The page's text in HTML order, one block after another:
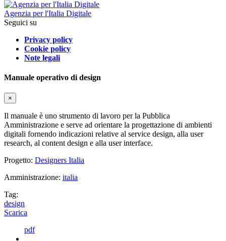
Agenzia per l'Italia Digitale
Seguici su
Privacy policy
Cookie policy
Note legali
Manuale operativo di design
×
Il manuale è uno strumento di lavoro per la Pubblica
Amministrazione e serve ad orientare la progettazione di ambienti
digitali fornendo indicazioni relative al service design, alla user
research, al content design e alla user interface.
Progetto: Designers Italia
Amministrazione: italia
Tag:
design
Scarica
pdf